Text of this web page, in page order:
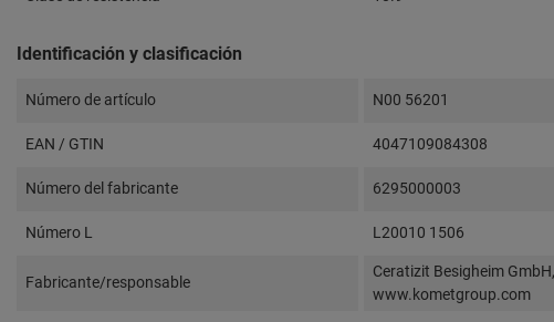
Identificación y clasificación
Número de artículo N00 56201
EAN / GTIN 4047109084308
Número del fabricante 6295000003
Número L L20010 1506
Fabricante/responsable
Ceratizit Besigheim
www.kometgroup.com